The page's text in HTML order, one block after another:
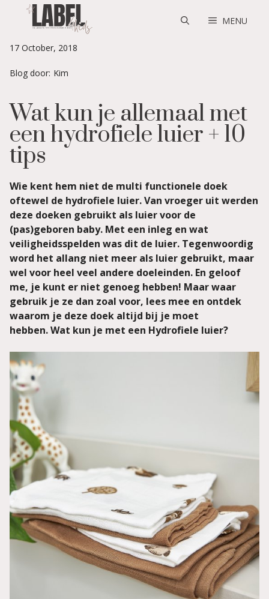
MENU
17 October, 2018
Blog door: Kim
Wat kun je allemaal met
een hydrofiele luier + 10
tips
Wie kent hem niet de multi functionele doek
oftewel de hydrofiele luier. Van vroeger uit werden
deze doeken gebruikt als luier voor de
(pas)geboren baby. Met een inleg en wat
veiligheidsspelden was dit de luier. Tegenwoordig
word het allang niet meer als luier gebruikt, maar
wel voor heel veel andere doeleinden. En geloof
me, je kunt er niet genoeg hebben! Maar waar
gebruik je ze dan zoal voor, lees mee en ontdek
waarom je deze doek altijd bij je moet
hebben. Wat kun je met een Hydrofiele luier?